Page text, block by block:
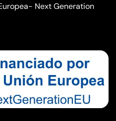
Next Generation